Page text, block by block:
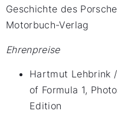
Geschichte des
Motorbuch-Verlag
Ehrenpreise
Hartmut Lehbrink
of Formula 1,
Edition